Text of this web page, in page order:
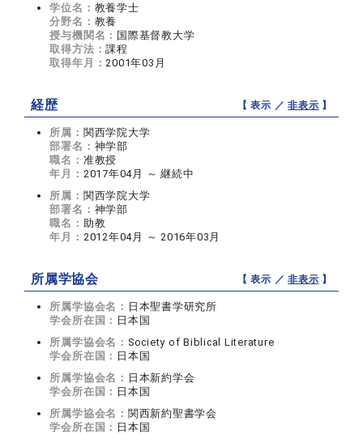
学位名： 教養学士
分野名： 教養
授与機関名： 国際基督教大学
取得方法：課程
取得年月： 2001年03月
経歴 【 表示 ／非表示 】
所属： 関西学院大学
部署名： 神学部
職名： 准教授
年月： 2017年04月 ～ 継続中
所属： 関西学院大学
部署名： 神学部
職名： 助教
年月： 2012年04月 ～ 2016年03月
所属学協会 【 表示 ／非表示 】
所属学協会名： 日本聖書学研究所
学会所在国： 日本国
所属学協会名： Society of Biblical Literature
学会所在国： 日本国
所属学協会名： 日本新約学会
学会所在国： 日本国
所属学協会名： 関西新約聖書学会
学会所在国： 日本国